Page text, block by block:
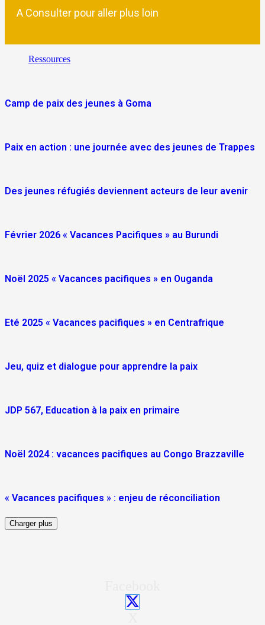
A Consulter pour aller plus loin
Ressources
Camp de paix des jeunes à Goma
Paix en action : une journée avec des jeunes de Trappes
Des jeunes réfugiés deviennent acteurs de leur avenir
Février 2026 « Vacances Pacifiques » au Burundi
Noël 2025 « Vacances pacifiques » en Ouganda
Eté 2025 « Vacances pacifiques » en Centrafrique
Jeu, quiz et dialogue pour apprendre la paix
JDP 567, Education à la paix en primaire
Noël 2024 : vacances pacifiques au Congo Brazzaville
« Vacances pacifiques » : enjeu de réconciliation
Charger plus